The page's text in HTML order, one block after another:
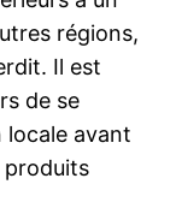
régions,
Il est
de se
locale avant
produits